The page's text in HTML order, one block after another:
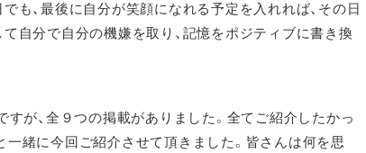
も、最後に自分が笑顔になれる予定を入れれば、その日
自分で自分の機嫌を取り、記憶をポジティブに書き換
すが、全９つの掲載がありました。全てご紹介したかっ
一緒に今回ご紹介させて頂きました。皆さんは何を思